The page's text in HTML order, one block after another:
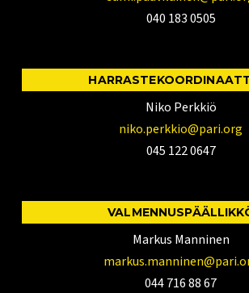
040 183 0505
Niko Perkkiö
niko.perkkio@pari.org
045 122 0647
Markus Manninen
044 716 88 67